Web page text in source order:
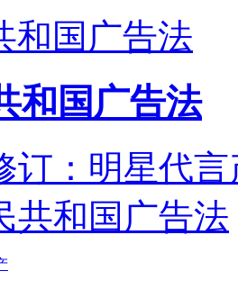
和国广告法
和国广告法
订：明星代
共和国广告法